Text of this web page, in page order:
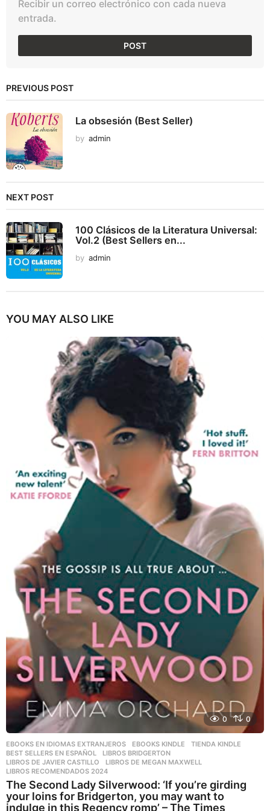
Recibir un correo electrónico con cada nueva
entrada.
PREVIOUS POST
La obsesión (Best Seller)
by admin
NEXT POST
100 Clásicos de la Literatura Universal:
Vol.2 (Best Sellers en...
by admin
YOU MAY ALSO LIKE
0 0
EBOOKS EN IDIOMAS EXTRANJEROS ,EBOOKS KINDLE ,TIENDA KINDLE
BEST SELLERS EN ESPAÑOL
,LIBROS BRIDGERTON
LIBROS DE JAVIER CASTILLO
,LIBROS DE MEGAN MAXWELL
LIBROS RECOMENDADOS 2024
The Second Lady Silverwood: ‘If you’re girding
your loins for Bridgerton, you may want to
indulge in this Regency romp’ – The Times